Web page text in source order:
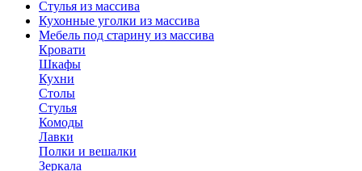
Стулья из массива
Кухонные уголки из массива
Мебель под старину из массива
Кровати
Шкафы
Кухни
Столы
Стулья
Комоды
Лавки
Полки и вешалки
Зеркала